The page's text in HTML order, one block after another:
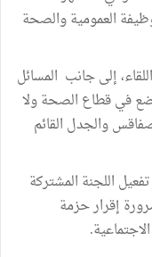
العمومية والصحة
إلى جانب المسائل
في قطاع الصحة ولا
والجدل القائم
اللجنة المشتركة
إقرار حزمة